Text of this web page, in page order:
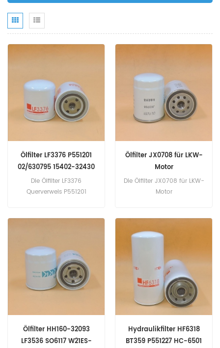
Ölfilter LF3376 P551201
02/630795 15402-32430
140516130
Die Ölfilter LF3376
Querverweis P551201
Bobcat Melroe 553 (nicht
spezifiziert eng). 553 (nicht
spezifiziert eng). Kubota
KH191 (6 Zyl. eng). KH191
(S2800D eng). KX057-
kW 27 PS eng).
Ölfilter JX0708 für LKW-
Motor
Die Ölfilter JX0708 für LKW-
Motor
Ölfilter HH160-32093
LF3536 SO6117 W21ES-
Hydraulikfilter HF6318
BT359 P551227 HC-6501